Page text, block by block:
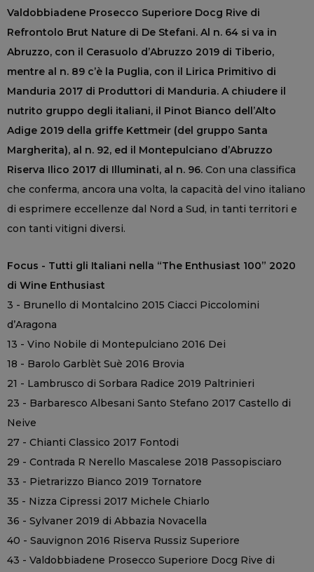
Valdobbiadene Prosecco Superiore Docg Rive di
Refrontolo Brut Nature di De Stefani. Al n. 64 si va in
Abruzzo, con il Cerasuolo d’Abruzzo 2019 di Tiberio,
mentre al n. 89 c’è la Puglia, con il Lirica Primitivo di
Manduria 2017 di Produttori di Manduria. A chiudere il
nutrito gruppo degli italiani, il Pinot Bianco dell’Alto
Adige 2019 della griffe Kettmeir (del gruppo Santa
Margherita), al n. 92, ed il Montepulciano d’Abruzzo
Riserva Ilico 2017 di Illuminati, al n. 96. Con una classifica
che conferma, ancora una volta, la capacità del vino italiano
di esprimere eccellenze dal Nord a Sud, in tanti territori e
con tanti vitigni diversi.
Focus - Tutti gli Italiani nella “The Enthusiast 100” 2020
di Wine Enthusiast
3 - Brunello di Montalcino 2015 Ciacci Piccolomini
d’Aragona
13 - Vino Nobile di Montepulciano 2016 Dei
18 - Barolo Garblèt Suè 2016 Brovia
21 - Lambrusco di Sorbara Radice 2019 Paltrinieri
23 - Barbaresco Albesani Santo Stefano 2017 Castello di
Neive
27 - Chianti Classico 2017 Fontodi
29 - Contrada R Nerello Mascalese 2018 Passopisciaro
33 - Pietrarizzo Bianco 2019 Tornatore
35 - Nizza Cipressi 2017 Michele Chiarlo
36 - Sylvaner 2019 di Abbazia Novacella
40 - Sauvignon 2016 Riserva Russiz Superiore
43 - Valdobbiadene Prosecco Superiore Docg Rive di